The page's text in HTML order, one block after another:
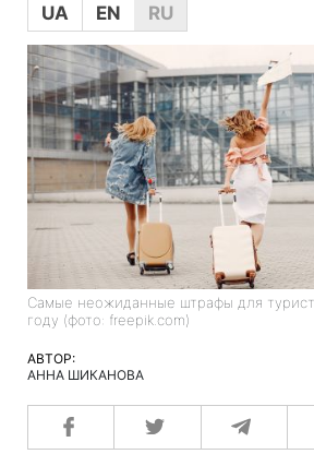
UA
EN RU
Самые неожиданные штрафы для
году (фото: freepik.com)
АВТОР:
АННА ШИКАНОВА